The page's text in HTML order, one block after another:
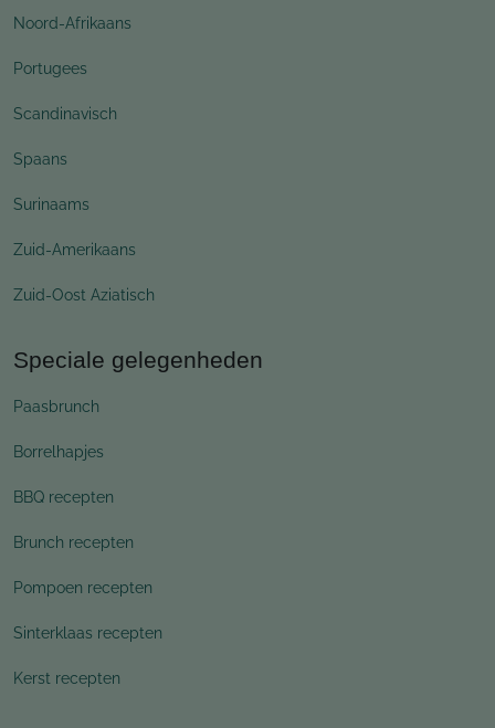
Noord-Afrikaans
Portugees
Scandinavisch
Spaans
Surinaams
Zuid-Amerikaans
Zuid-Oost Aziatisch
Speciale gelegenheden
Paasbrunch
Borrelhapjes
BBQ recepten
Brunch recepten
Pompoen recepten
Sinterklaas recepten
Kerst recepten